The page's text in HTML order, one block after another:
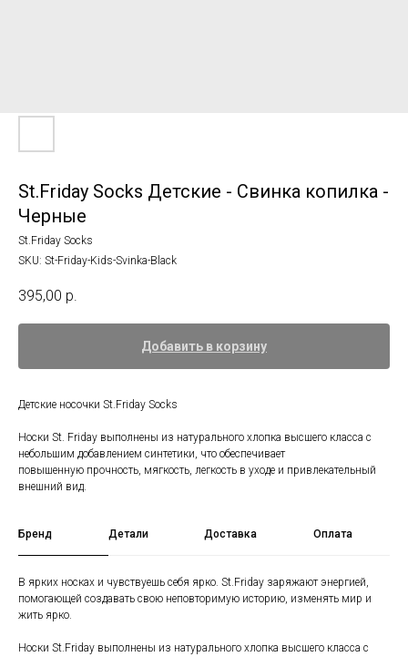
St.Friday Socks Детские - Свинка копилка -
Черные
St.Friday Socks
SKU: St-Friday-Kids-Svinka-Black
395,00 р.
Добавить в корзину
Детские носочки St.Friday Socks
Носки St. Friday выполнены из натурального хлопка высшего класса с
небольшим добавлением синтетики, что обеспечивает
повышенную прочность, мягкость, легкость в уходе и привлекательный
внешний вид.
Бренд Детали Доставка Оплата
В ярких носках и чувствуешь себя ярко. St.Friday заряжают энергией,
помогающей создавать свою неповторимую историю, изменять мир и
жить ярко.
Носки St.Friday выполнены из натурального хлопка высшего класса с